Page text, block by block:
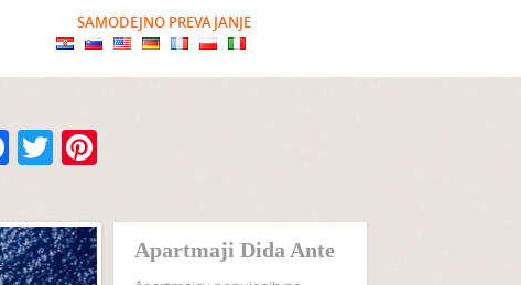
SAMODEJNO PREVAJANJE
Facebook
Twitter
Apartmaji Dida Ante